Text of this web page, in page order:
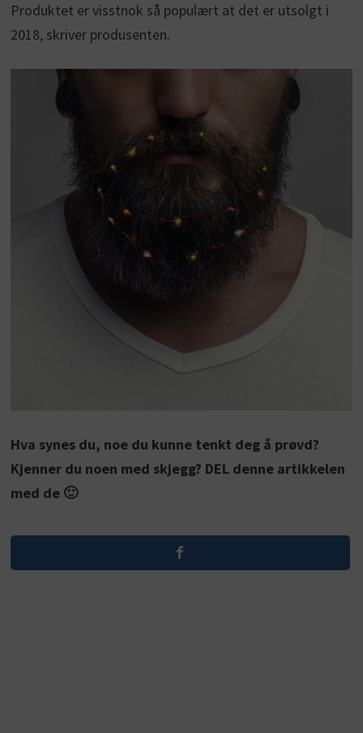
Produktet er visstnok så populært at det er utsolgt i
2018, skriver produsenten.
Hva synes du, noe du kunne tenkt deg å prøvd?
Kjenner du noen med skjegg? DEL denne artikkelen
med de 🙂